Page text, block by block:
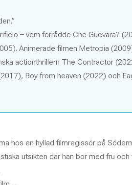
– vem förrådde Che Guevara?
Animerade filmen Metropia
actionthrillern The Contractor
Boy from heaven (2022) och
hos en hyllad filmregissör på
utsikten där han bor med fru och